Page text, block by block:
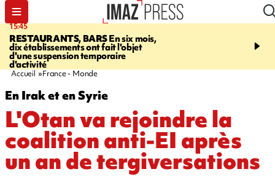
15:45
RESTAURANTS, BARSEn six mois,
dix établissements ont fait l'objet
d'une suspension temporaire
d'activité
17:17
Angeles, un homme vit
Accueil France - Monde
En Irak et en Syrie
L'Otan va rejoindre la
coalition anti-EI après
un an de tergiversations